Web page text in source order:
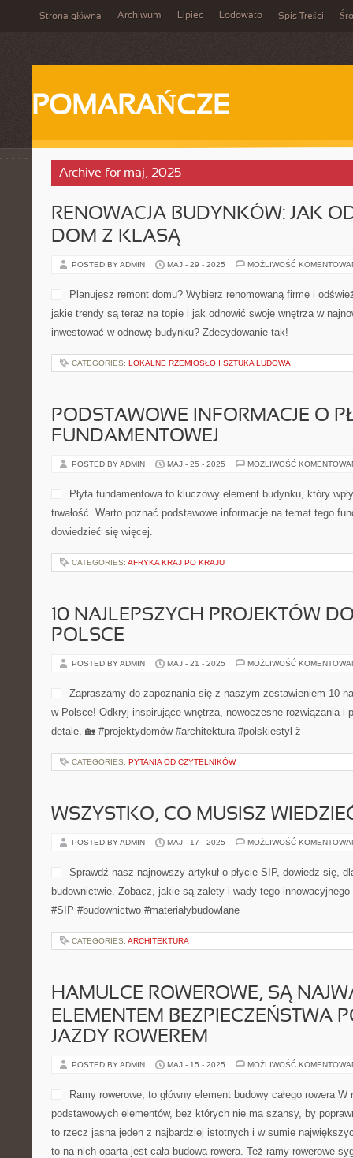
Strona główna Archiwum Lipiec Lodowato Spis Treści
POMARAŃCZE
Archive for maj, 2025
RENOWACJA BUDYNKÓW: JAK
DOM Z KLASĄ
POSTED BY ADMIN MAJ - 29 - 2025 MOŻLIWOŚĆ
Planujesz remont domu? Wybierz renomowaną firmę i
jakie trendy są teraz na topie i jak odnowić swoje wnętrza w
inwestować w odnowę budynku? Zdecydowanie tak!
CATEGORIES: LOKALNE RZEMIOSŁO I SZTUKA LUDOWA
PODSTAWOWE INFORMACJE O
FUNDAMENTOWEJ
POSTED BY ADMIN MAJ - 25 - 2025 MOŻLIWOŚĆ
Płyta fundamentowa to kluczowy element budynku, który
trwałość. Warto poznać podstawowe informacje na temat tego
dowiedzieć się więcej.
CATEGORIES: AFRYKA KRAJ PO KRAJU
10 NAJLEPSZYCH PROJEKTÓW
POLSCE
POSTED BY ADMIN MAJ - 21 - 2025 MOŻLIWOŚĆ
Zapraszamy do zapoznania się z naszym zestawieniem 10
w Polsce! Odkryj inspirujące wnętrza, nowoczesne rozwiązania i
detale. 🏡 #projektydomów #architektura #polskiestyl ž
CATEGORIES: PYTANIA OD CZYTELNIKÓW
WSZYSTKO, CO MUSISZ
POSTED BY ADMIN MAJ - 17 - 2025 MOŻLIWOŚĆ
Sprawdź nasz najnowszy artykuł o płycie SIP, dowiedz się,
budownictwie. Zobacz, jakie są zalety i wady tego innowacyjnego
#SIP #budownictwo #materiałybudowlane
CATEGORIES: ARCHITEKTURA
HAMULCE ROWEROWE, SĄ
ELEMENTEM BEZPIECZEŃSTWA
JAZDY ROWEREM
POSTED BY ADMIN MAJ - 15 - 2025 MOŻLIWOŚĆ
Ramy rowerowe, to główny element budowy całego rowera
podstawowych elementów, bez których nie ma szansy, by
to rzecz jasna jeden z najbardziej istotnych i w sumie
to na nich oparta jest cała budowa rowera. Też ramy rowerowe